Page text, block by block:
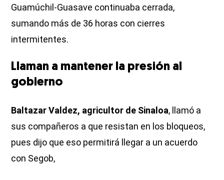
Guamúchil-Guasave continuaba cerrada,
sumando más de 36 horas con cierres
intermitentes.
Llaman a mantener la presión al
gobierno
Baltazar Valdez, agricultor de Sinaloa, llamó a
sus compañeros a que resistan en los bloqueos,
pues dijo que eso permitirá llegar a un acuerdo
con Segob,